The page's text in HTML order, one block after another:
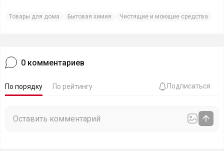
Товары для дома Бытовая химия Чистящие и моющие средства
0 комментариев
По порядку По рейтингу Подписаться